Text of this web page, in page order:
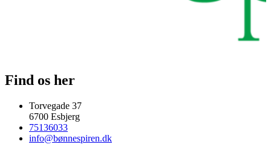
Find os her
Torvegade 37
6700 Esbjerg
75136033
info@bønnespiren.dk